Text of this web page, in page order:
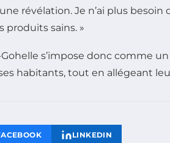
révélation. Je n’ai plus
produits sains. »
s’impose donc comme
habitants, tout en allégeant
LINKEDIN